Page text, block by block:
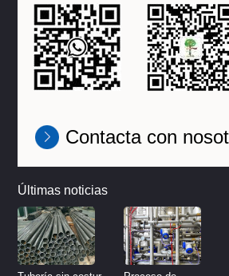
Contacta con
Últimas noticias